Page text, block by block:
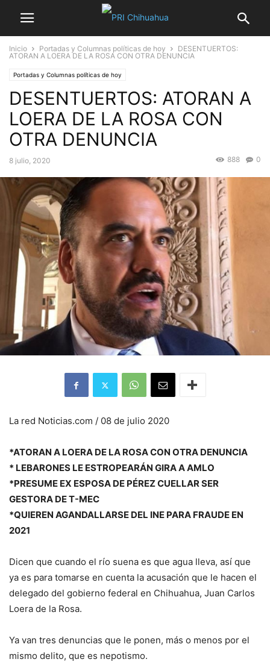
Inicio Portadas y Columnas políticas de hoy
DESENTUERTOS:
ATORAN A LOERA DE LA ROSA CON OTRA DENUNCIA
Portadas y Columnas políticas de hoy
DESENTUERTOS: ATORAN A
LOERA DE LA ROSA CON
OTRA DENUNCIA
8 julio, 2020 0
888
La red Noticias.com / 08 de julio 2020
*ATORAN A LOERA DE LA ROSA CON OTRA DENUNCIA
* LEBARONES LE ESTROPEARÁN GIRA A AMLO
*PRESUME EX ESPOSA DE PÉREZ CUELLAR SER
GESTORA DE T-MEC
*QUIEREN AGANDALLARSE DEL INE PARA FRAUDE EN
2021
Dicen que cuando el río suena es que agua lleva, así que
ya es para tomarse en cuenta la acusación que le hacen el
delegado del gobierno federal en Chihuahua, Juan Carlos
Loera de la Rosa.
Ya van tres denuncias que le ponen, más o menos por el
mismo delito, que es nepotismo.